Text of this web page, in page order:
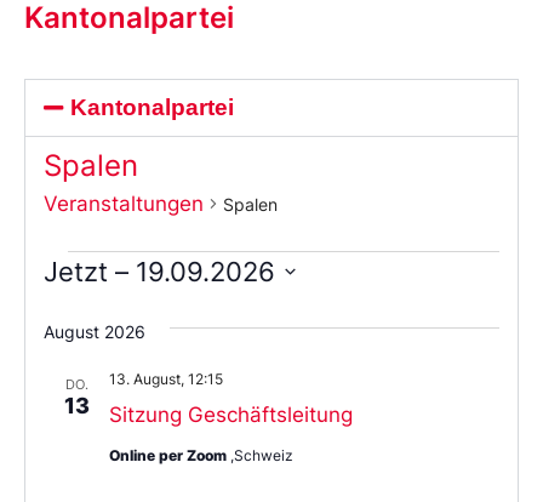
Kantonalpartei
Kantonalpartei
Spalen
Veranstaltungen Spalen
Jetzt – 19.09.2026
Sie
das
aus.
August 2026
DO.
13 Sitzung Geschäftsleitung
13. August, 12:15
Online per Zoom ,Schweiz